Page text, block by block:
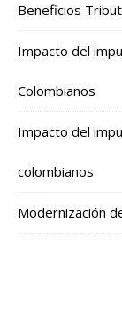
Beneficios
Impacto del
Colombianos
Impacto del
colombianos
Modernización